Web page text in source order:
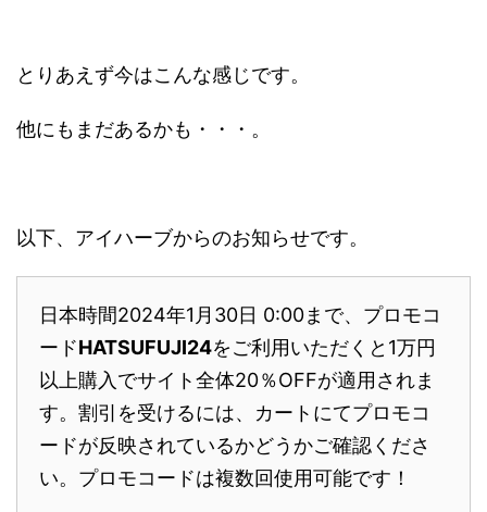
とりあえず今はこんな感じです。
他にもまだあるかも・・・。
以下、アイハーブからのお知らせです。
日本時間2024年1月30日 0:00まで、プロモコ
ードHATSUFUJI24をご利用いただくと1万円
以上購入でサイト全体20％OFFが適用されま
す。割引を受けるには、カートにてプロモコ
ードが反映されているかどうかご確認くださ
い。プロモコードは複数回使用可能です！